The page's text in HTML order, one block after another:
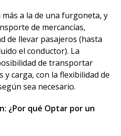
a la de una furgoneta, y
de mercancías,
de llevar pasajeros (hasta
el conductor). La
de transportar
carga, con la flexibilidad de
sea necesario.
¿Por qué Optar por un